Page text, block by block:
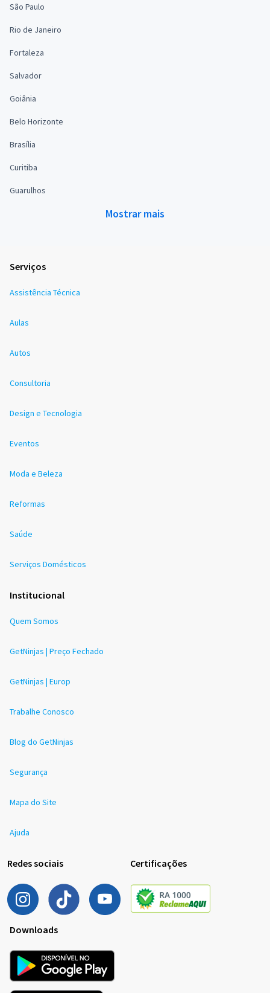
São Paulo
Rio de Janeiro
Fortaleza
Salvador
Goiânia
Belo Horizonte
Brasília
Curitiba
Guarulhos
Mostrar mais
Serviços
Assistência Técnica
Aulas
Autos
Consultoria
Design e Tecnologia
Eventos
Moda e Beleza
Reformas
Saúde
Serviços Domésticos
Institucional
Quem Somos
GetNinjas | Preço Fechado
GetNinjas | Europ
Trabalhe Conosco
Blog do GetNinjas
Segurança
Mapa do Site
Ajuda
Redes sociais Certificações
Downloads